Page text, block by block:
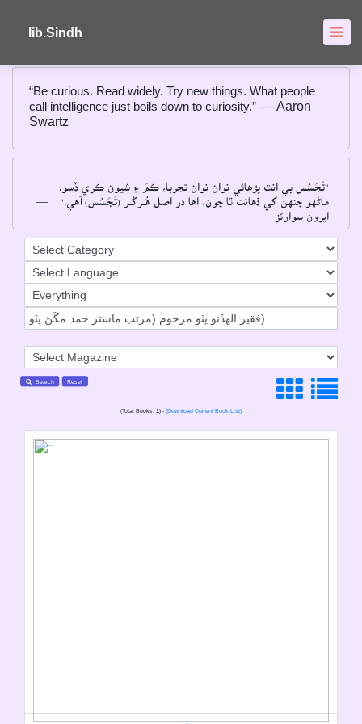
lib.Sindh
“Be curious. Read widely. Try new things. What people
call intelligence just boils down to curiosity.” ― Aaron
Swartz
"تَجَسُس بي انت پڙهائي نوان نوان تجربا، ڪمَ ۽ شيون ڪري ڏسو۔
ماڻهو جنهن کي ذهانت ٿا چون، اها در اصل هُــرکُــر (تَجَسُس) آهي۔"
ايرون سوارٽز
Search Reset
(Total Books: 1) - (Download Current Book List)